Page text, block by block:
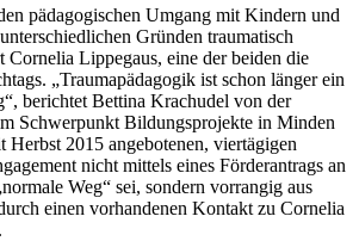
pädagogischen Umgang mit Kindern und
Gründen traumatisch
Cornelia Lippegaus, eine der beiden die
„Traumapädagogik ist schon länger ein
berichtet Bettina Krachudel von der
Schwerpunkt Bildungsprojekte in Minden
Herbst 2015 angebotenen, viertägigen
nicht mittels eines Förderantrags an
Weg“ sei, sondern vorrangig aus
einen vorhandenen Kontakt zu Cornelia